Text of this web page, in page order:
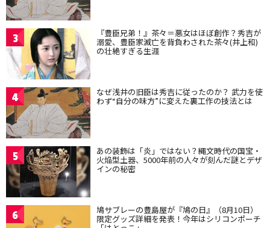
3 『豊臣兄弟！』茶々＝悪女はほぼ創作？秀吉が
溺愛、豊臣家滅亡を背負わされた茶々(井上和)
の壮絶すぎる生涯
4 なぜ浅井の旧臣は秀吉に従ったのか？ 武力を使
わず“自分の味方”に変えた裏工作の技法とは
5 あの装飾は「炎」ではない？縄文時代の国宝・
火焔型土器、5000年前の人々が刻んだ謎とデザ
インの秘密
6 鳩サブレーの豊島屋が『鳩の日』（8月10日）
限定グッズ詳細を発表！今年はシリコンポーチ